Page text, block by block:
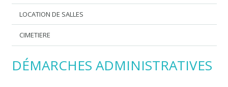
LOCATION DE SALLES
CIMETIERE
DÉMARCHES ADMINISTRATIVES